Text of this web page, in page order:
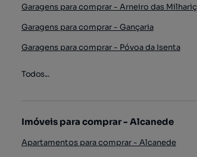
Garagens para comprar - Arneiro das
Garagens para comprar - Gançaria
Garagens para comprar - Póvoa da Isenta
Todos...
Imóveis para comprar - Alcanede
Apartamentos para comprar - Alcanede